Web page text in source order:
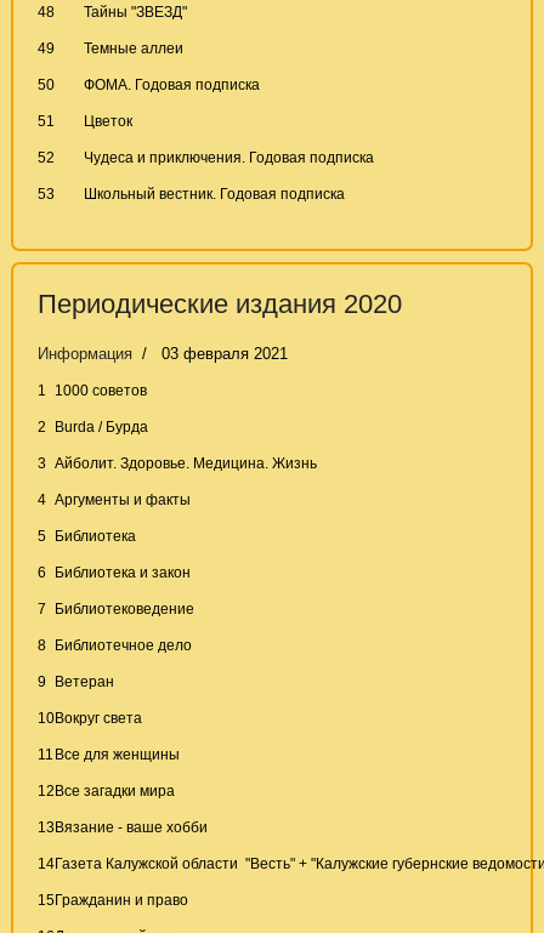
48 Тайны "ЗВЕЗД"
49 Темные аллеи
50 ФОМА. Годовая подписка
51 Цветок
52 Чудеса и приключения. Годовая подписка
53 Школьный вестник. Годовая подписка
Периодические издания 2020
Информация 03 февраля 2021
1 1000 советов
2 Burda / Бурда
3 Айболит. Здоровье. Медицина. Жизнь
4 Аргументы и факты
5 Библиотека
6 Библиотека и закон
7 Библиотековедение
8 Библиотечное дело
9 Ветеран
10Вокруг света
11 Все для женщины
12 Все загадки мира
13Вязание - ваше хобби
14Газета Калужской области "Весть" + "Калужские губернские
15Гражданин и право